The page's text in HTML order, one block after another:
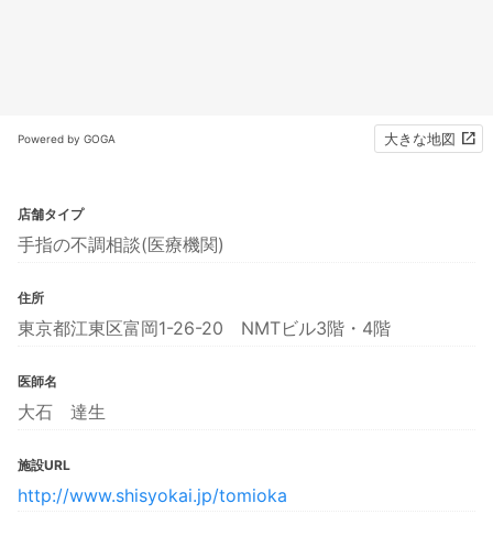
Powered by GOGA 大きな地図
店舗タイプ
手指の不調相談(医療機関)
住所
東京都江東区富岡1-26-20 NMTビル3階・4階
医師名
大石 達生
施設URL
http://www.shisyokai.jp/tomioka